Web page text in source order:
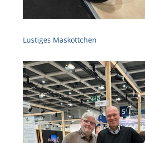
Lustiges Maskottchen